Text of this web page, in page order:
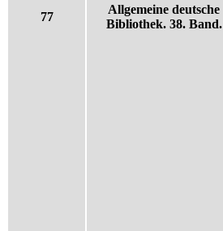
77
Allgemeine deutsche
Bibliothek. 38. Band.